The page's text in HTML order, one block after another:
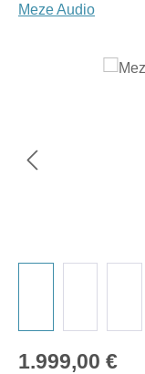
Meze Audio
Bildergalerie
Regulärer Preis:
1.999,00 €